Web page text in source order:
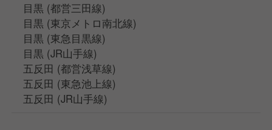
目黒 (都営三田線)
目黒 (東京メトロ南北線)
目黒 (東急目黒線)
目黒 (JR山手線)
五反田 (都営浅草線)
五反田 (東急池上線)
五反田 (JR山手線)